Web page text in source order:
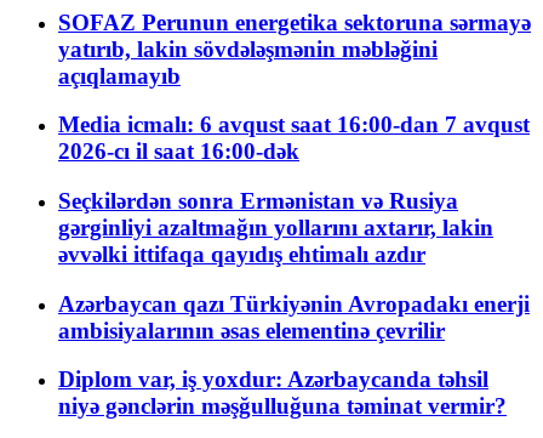
SOFAZ Perunun energetika sektoruna sərmayə
yatırıb, lakin sövdələşmənin məbləğini
açıqlamayıb
Media icmalı: 6 avqust saat 16:00-dan 7 avqust
2026-cı il saat 16:00-dək
Seçkilərdən sonra Ermənistan və Rusiya
gərginliyi azaltmağın yollarını axtarır, lakin
əvvəlki ittifaqa qayıdış ehtimalı azdır
Azərbaycan qazı Türkiyənin Avropadakı enerji
ambisiyalarının əsas elementinə çevrilir
Diplom var, iş yoxdur: Azərbaycanda təhsil
niyə gənclərin məşğulluğuna təminat vermir?